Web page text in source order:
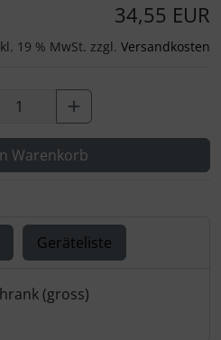
34,55 EUR
19 % MwSt. zzgl. Versandkosten
Warenkorb
Geräteliste
(gross)